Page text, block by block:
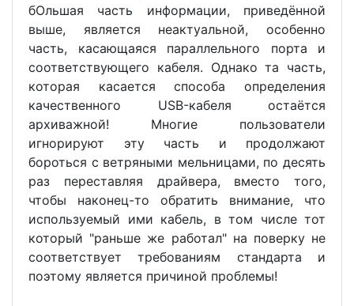
бОльшая часть информации, приведённой
выше, является неактуальной, особенно
часть, касающаяся параллельного порта и
соответствующего кабеля. Однако та часть,
которая касается способа определения
качественного USB-кабеля остаётся
архиважной! Многие пользователи
игнорируют эту часть и продолжают
бороться с ветряными мельницами, по десять
раз переставляя драйвера, вместо того,
чтобы наконец-то обратить внимание, что
используемый ими кабель, в том числе тот
который "раньше же работал" на поверку не
соответствует требованиям стандарта и
поэтому является причиной проблемы!